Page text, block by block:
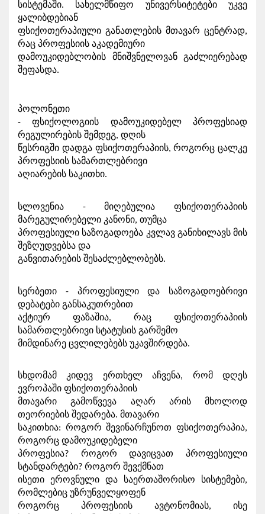
სისტემაში. სახელმწიფო უნივერსიტეტები უკვე
ყალიბდებიან
ფსიქოთერაპიული განათლების მთავარ ცენტრად,
რაც პროფესიის აკადემიური
დამოუკიდებლობის მნიშვნელოვან გაძლიერებად
შეფასდა.
პოლონეთი
- ფსიქოლოგიის დამოუკიდებელ პროფესიად
რეგულირების შემდეგ, დღის
წესრიგში დადგა ფსიქოთერაპიის, როგორც ცალკე
პროფესიის სამართლებრივი
აღიარების საკითხი.
სლოვენია - მიღებულია ფსიქოთერაპიის
მარეგულირებელი კანონი, თუმცა
პროფესიული საზოგადოება კვლავ განიხილავს მის
შეზღუდვებსა და
განვითარების შესაძლებლობებს.
სერბეთი - პროფესიული და საზოგადოებრივი
დებატები განსაკუთრებით
აქტიურ ფაზაშია, რაც ფსიქოთერაპიის
სამართლებრივი სტატუსის გარშემო
მიმდინარე ცვლილებებს უკავშირდება.
სხდომამ კიდევ ერთხელ აჩვენა, რომ დღეს
ევროპაში ფსიქოთერაპიის
მთავარი გამოწვევა აღარ არის მხოლოდ
თეორიების შედარება. მთავარი
საკითხია: როგორ შევინარჩუნოთ ფსიქოთერაპია,
როგორც დამოუკიდებელი
პროფესია? როგორ დავიცვათ პროფესიული
სტანდარტები? როგორ შევქმნათ
ისეთი ეროვნული და საერთაშორისო სისტემები,
რომლებიც უზრუნველყოფენ
როგორც პროფესიის ავტონომიას, ისე